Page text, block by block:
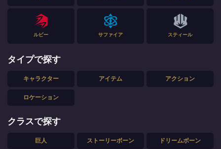
ルビー サファイア スティール
タイプで探す
キャラクター アイテム アクション
ロケーション
クラスで探す
巨人 ストーリーボーン ドリームボーン